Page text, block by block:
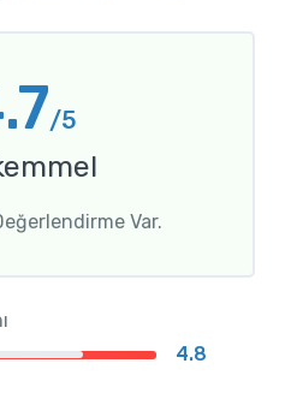
/5
Var.
4.8